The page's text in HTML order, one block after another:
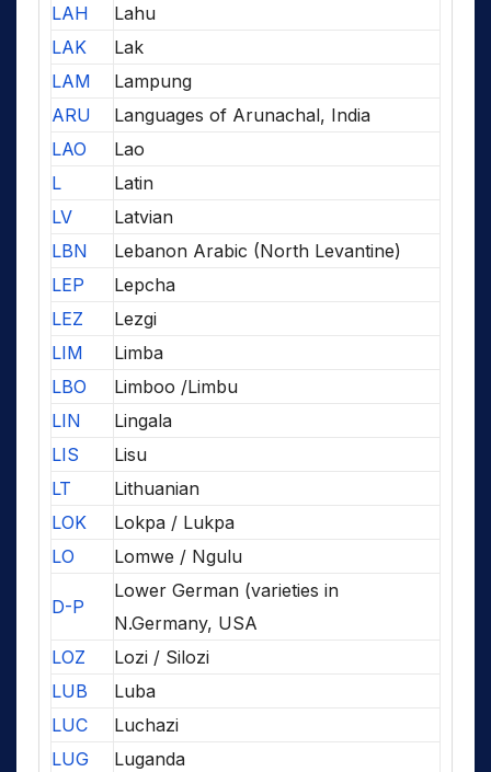
LAH
Lahu
LAK
Lak
LAM
Lampung
ARU
Languages of Arunachal, India
LAO
Lao
L
Latin
LV
Latvian
LBN
Lebanon Arabic (North Levantine)
LEP
Lepcha
LEZ
Lezgi
LIM
Limba
LBO
Limboo /Limbu
LIN
Lingala
LIS
Lisu
LT
Lithuanian
LOK
Lokpa / Lukpa
LO
Lomwe / Ngulu
D-P
Lower German (varieties in
N.Germany, USA
LOZ
Lozi / Silozi
LUB
Luba
LUC
Luchazi
LUG
Luganda